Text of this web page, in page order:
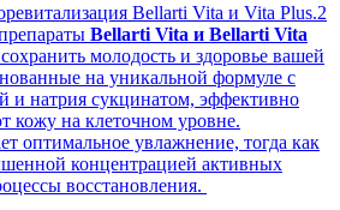
Bellarti Vita и Vita Plus.2
Bellarti Vita и Bellarti Vita
молодость и здоровье вашей
на уникальной формуле с
и натрия сукцинатом, эффективно
на клеточном уровне.
оптимальное увлажнение, тогда как
концентрацией активных
восстановления.